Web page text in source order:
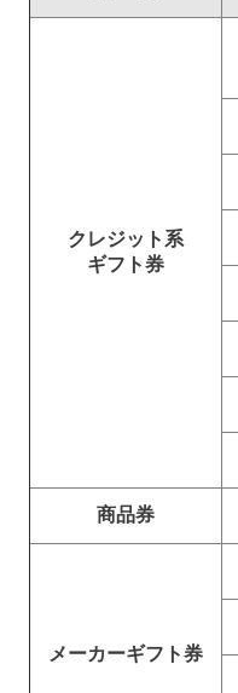
クレジット系
ギフト券
商品券
メーカーギフト券